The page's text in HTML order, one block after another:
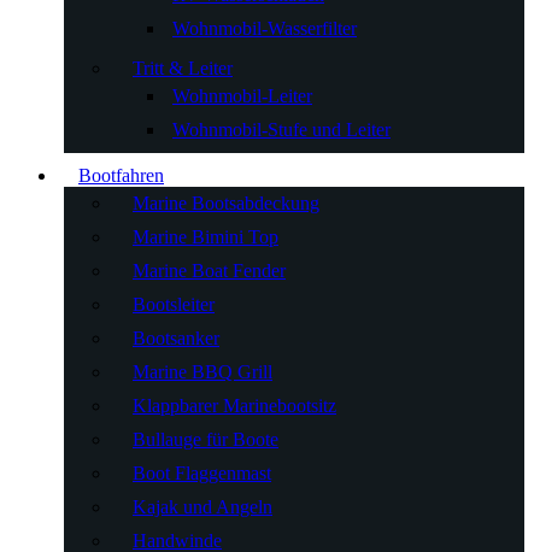
Wohnmobil-Wasserfilter
Tritt & Leiter
Wohnmobil-Leiter
Wohnmobil-Stufe und Leiter
Bootfahren
Marine Bootsabdeckung
Marine Bimini Top
Marine Boat Fender
Bootsleiter
Bootsanker
Marine BBQ Grill
Klappbarer Marinebootsitz
Bullauge für Boote
Boot Flaggenmast
Kajak und Angeln
Handwinde